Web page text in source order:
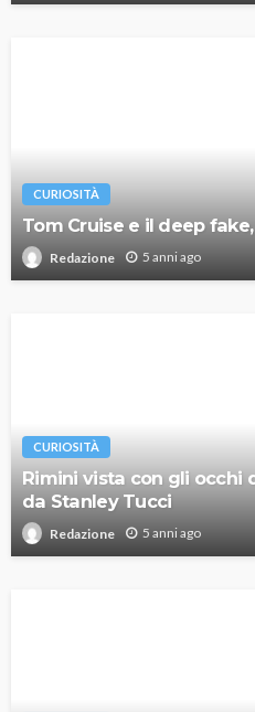
CURIOSITÀ
Tom Cruise e il deep
Redazione 5 anni ago
CURIOSITÀ
Rimini vista con gli occhi
da Stanley Tucci
Redazione 5 anni ago